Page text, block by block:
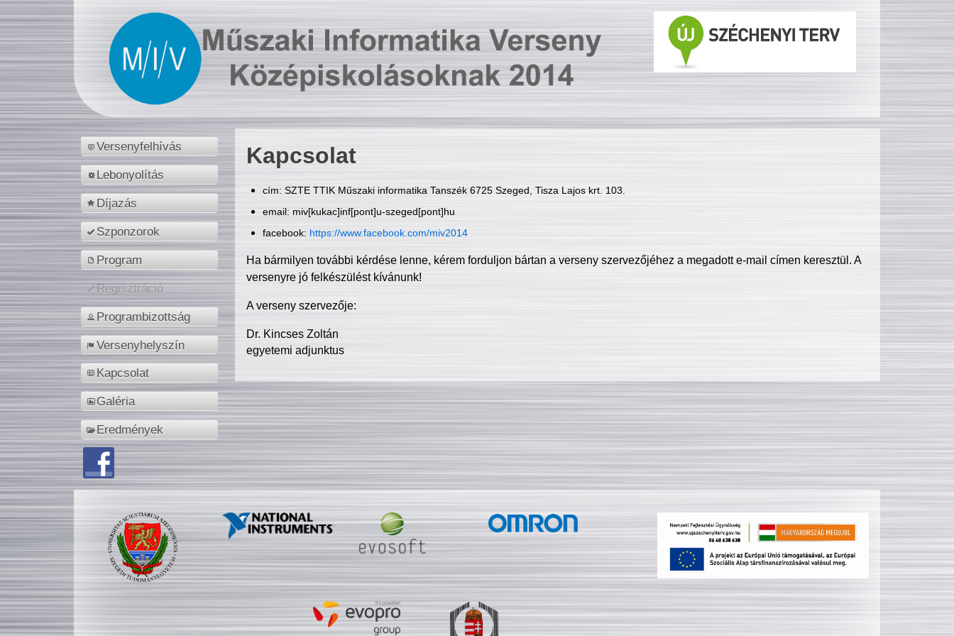
Versenyfelhívás
Lebonyolítás
Díjazás
Szponzorok
Program
Regisztráció
Programbizottság
Versenyhelyszín
Kapcsolat
Galéria
Eredmények
Kapcsolat
cím: SZTE TTIK Műszaki informatika Tanszék 6725 Szeged, Tisza Lajos krt. 103.
email: miv[kukac]inf[pont]u-szeged[pont]hu
facebook: https://www.facebook.com/miv2014
Ha bármilyen további kérdése lenne, kérem forduljon bártan a verseny szervezőjéhez a megadott e-mail címen keresztül. A
versenyre jó felkészülést kívánunk!
A verseny szervezője:
Dr. Kincses Zoltán
egyetemi adjunktus